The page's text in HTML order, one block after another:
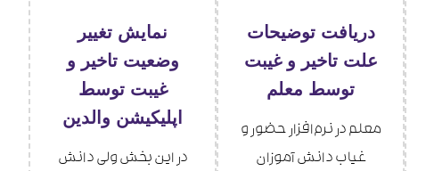
دریافت توضیحات
علت تاخیر و غیبت
توسط معلم
معلم در نرم‌افزار حضور و
غیاب دانش آموزان
نمایش تغییر
وضعیت تاخیر و
غیبت توسط
اپلیکیشن والدین
در این بخش ولی دانش